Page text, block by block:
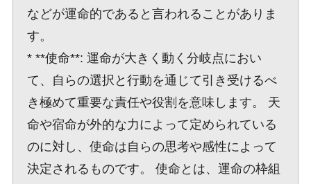
などが運命的であると言われることがありま
す。
* **使命**: 運命が大きく動く分岐点におい
て、自らの選択と行動を通じて引き受けるべ
き極めて重要な責任や役割を意味します。 天
命や宿命が外的な力によって定められている
のに対し、使命は自らの思考や感性によって
決定されるものです。 使命とは、運命の枠組